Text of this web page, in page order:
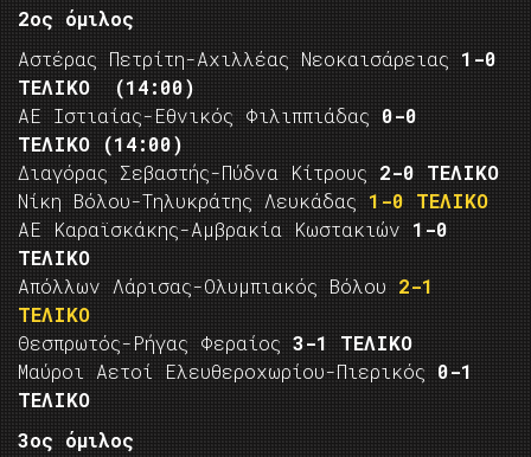
2ος όμιλος
Αστέρας Πετρίτη-Αχιλλέας Νεοκαισάρειας 1-0
ΤΕΛΙΚΟ
(14:00)
ΑΕ Ιστιαίας-Εθνικός Φιλιππιάδας 0-0
ΤΕΛΙΚΟ
(14:00)
Διαγόρας Σεβαστής-Πύδνα Κίτρους 2-0 ΤΕΛΙΚΟ
Νίκη Βόλου-Τηλυκράτης Λευκάδας 1-0 ΤΕΛΙΚΟ
ΑΕ Καραϊσκάκης-Αμβρακία Κωστακιών 1-0
ΤΕΛΙΚΟ
Απόλλων Λάρισας-Ολυμπιακός Βόλου 2-1
ΤΕΛΙΚΟ
Θεσπρωτός-Ρήγας Φεραίος 3-1 ΤΕΛΙΚΟ
Μαύροι Αετοί Ελευθεροχωρίου-Πιερικός 0-1
ΤΕΛΙΚΟ
3ος όμιλος